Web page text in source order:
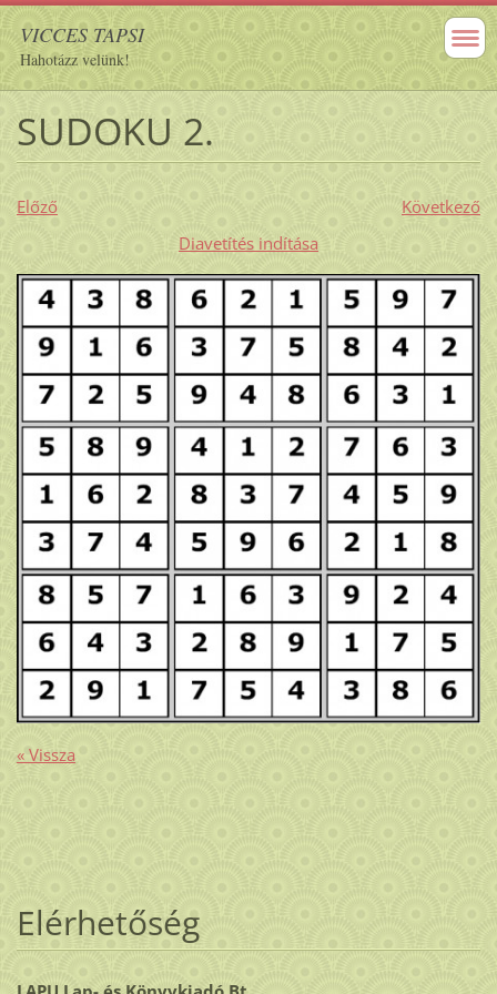
VICCES TAPSI
Hahotázz velünk!
SUDOKU 2.
Előző
Következő
Diavetítés indítása
« Vissza
Elérhetőség